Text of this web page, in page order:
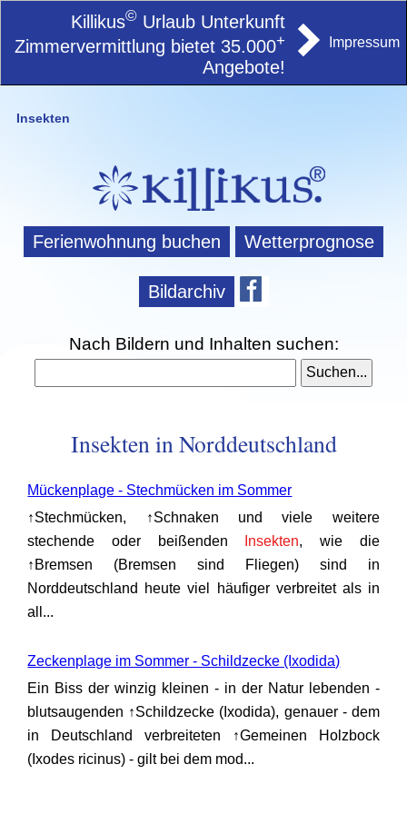
Killikus© Urlaub Unterkunft
Zimmervermittlung bietet 35.000+
Angebote!
Impressum
Insekten
Ferienwohnung buchen Wetterprognose
Bildarchiv
Nach Bildern und Inhalten suchen:
Insekten in Norddeutschland
Mückenplage - Stechmücken im Sommer
↑Stechmücken, ↑Schnaken und viele weitere
stechende oder beißenden
Insekten, wie die
↑Bremsen (Bremsen sind Fliegen) sind in
Norddeutschland heute viel häufiger verbreitet als in
all...
Zeckenplage im Sommer - Schildzecke (Ixodida)
Ein Biss der winzig kleinen - in der Natur lebenden -
blutsaugenden ↑Schildzecke (Ixodida), genauer - dem
in Deutschland verbreiteten ↑Gemeinen Holzbock
(Ixodes ricinus) - gilt bei dem mod...